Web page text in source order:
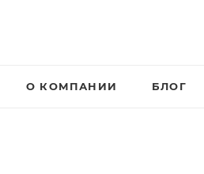
О КОМПАНИИ БЛОГ